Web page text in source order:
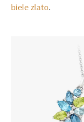
biele zlato.